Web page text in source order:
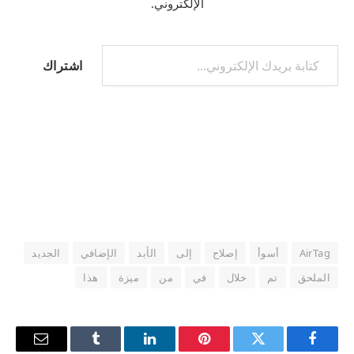
كتابة بريدك الإلكتروني...
اشتراك
AirTag أسوأ إصلاح إلى الأبد الإضافي
الجديد
الملحق
تم خلال في من ميزة هذا
فيسبوك تويتر بينتيريستلينكدإن Tumblr
البريد